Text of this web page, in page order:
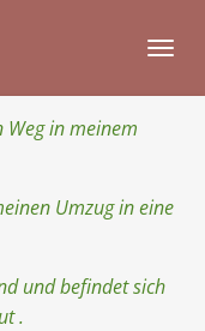
Weg in meinem
Umzug in eine
und befindet sich
.